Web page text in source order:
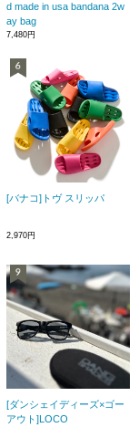
d made in usa bandana 2w
ay bag
7,480円
[バナコ]トヴ スリッパ
2,970円
[ダンシェイディーズ×ゴー
アウト]LOCO